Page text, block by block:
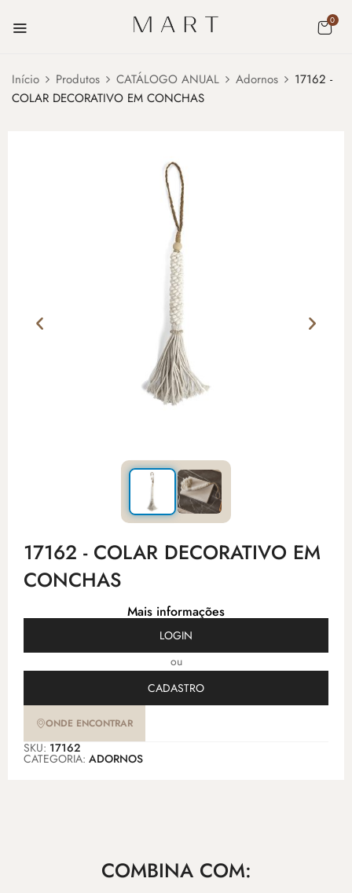
0
Início Produtos CATÁLOGO ANUAL Adornos
17162 -
COLAR DECORATIVO EM CONCHAS
17162 - COLAR DECORATIVO EM
CONCHAS
Mais informações
LOGIN
ou
CADASTRO
ONDE ENCONTRAR
SKU: 17162
CATEGORIA: ADORNOS
COMBINA COM: